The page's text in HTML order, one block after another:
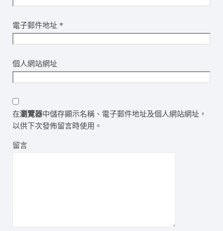
電子郵件地址 *
個人網站網址
在瀏覽器中儲存顯示名稱、電子郵件地址及個人網站網址，
以供下次發佈留言時使用。
留言